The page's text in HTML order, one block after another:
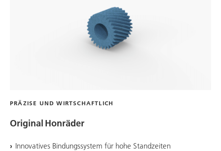
PRÄZISE UND WIRTSCHAFTLICH
Original Honräder
Innovatives Bindungssystem für hohe Standzeiten